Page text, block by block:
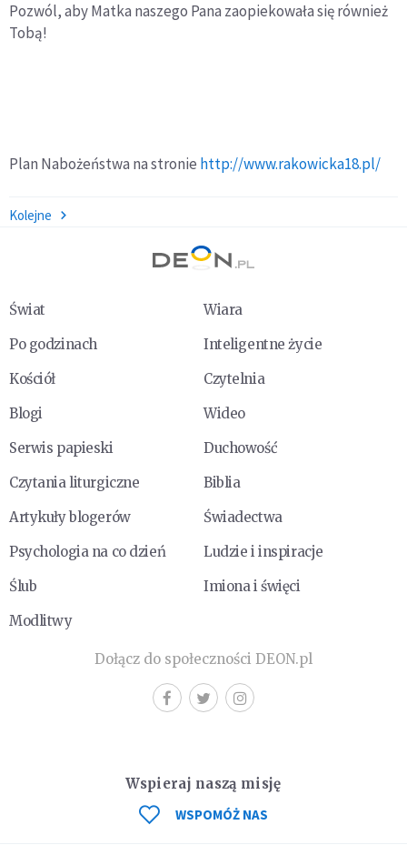
Pozwól, aby Matka naszego Pana zaopiekowała się również
Tobą!
Plan Nabożeństwa na stronie http://www.rakowicka18.pl/
Kolejne
Świat
Wiara
Po godzinach
Inteligentne życie
Kościół
Czytelnia
Blogi
Wideo
Serwis papieski
Duchowość
Czytania liturgiczne
Biblia
Artykuły blogerów
Świadectwa
Psychologia na co dzień
Ludzie i inspiracje
Ślub
Imiona i święci
Modlitwy
Dołącz do społeczności DEON.pl
Wspieraj naszą misję
WSPOMÓŻ NAS